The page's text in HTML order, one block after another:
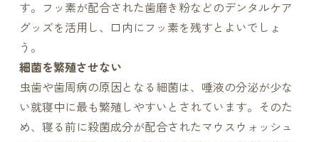
す。フッ素が配合された歯磨き粉などのデンタルケア
グッズを活用し、口内にフッ素を残すとよいでしょ
う。
細菌を繁殖させない
虫歯や歯周病の原因となる細菌は、唾液の分泌が少な
い就寝中に最も繁殖しやすいとされています。そのた
め、寝る前に殺菌成分が配合されたマウスウォッシュ